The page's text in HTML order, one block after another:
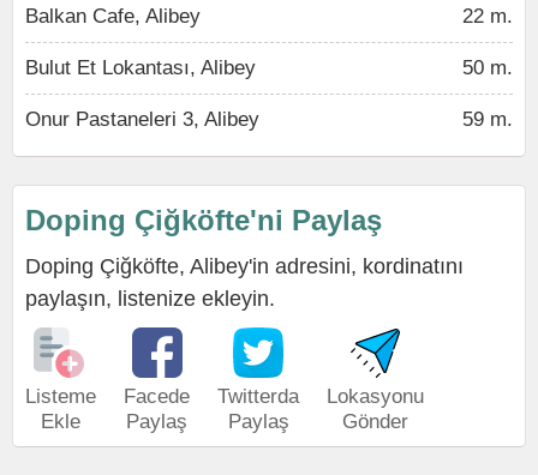
Balkan Cafe, Alibey 22 m.
Bulut Et Lokantası, Alibey 50 m.
Onur Pastaneleri 3, Alibey 59 m.
Doping Çiğköfte'ni Paylaş
Doping Çiğköfte, Alibey'in adresini, kordinatını
paylaşın, listenize ekleyin.
Listeme
Ekle
Facede
Paylaş
Twitterda
Paylaş
Lokasyonu
Gönder